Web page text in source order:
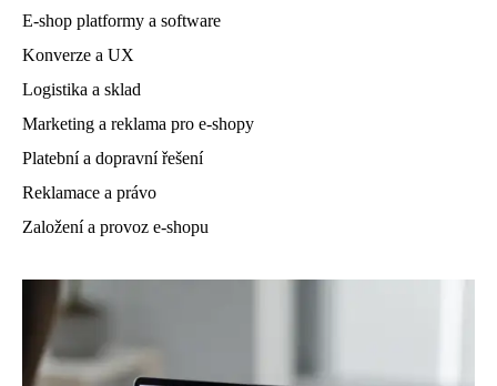
E-shop platformy a software
Konverze a UX
Logistika a sklad
Marketing a reklama pro e-shopy
Platební a dopravní řešení
Reklamace a právo
Založení a provoz e-shopu